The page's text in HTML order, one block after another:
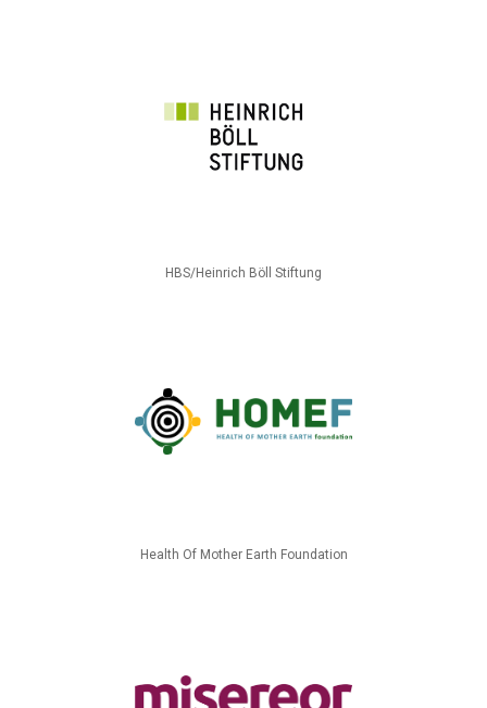
HBS/Heinrich Böll Stiftung
Health Of Mother Earth Foundation